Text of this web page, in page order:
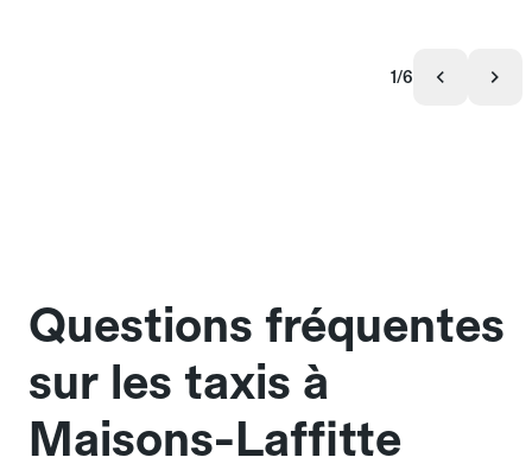
1/6
Questions fréquentes
sur les taxis à
Maisons-Laffitte